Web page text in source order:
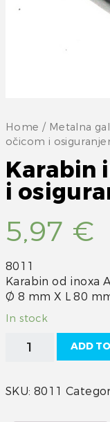
Home / Metalna
očicom i
Karabin
i
5,97 €
8011
Karabin od inoxa
Ø 8 mm X L 80
In stock
Karabin
inox
s
ADD
SKU: 8011